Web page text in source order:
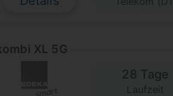
XL 5G
28 Tage
Laufzeit